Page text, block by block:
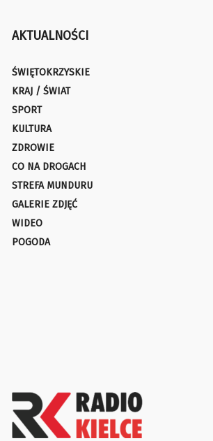
AKTUALNOŚCI
ŚWIĘTOKRZYSKIE
KRAJ / ŚWIAT
SPORT
KULTURA
ZDROWIE
CO NA DROGACH
STREFA MUNDURU
GALERIE ZDJĘĆ
WIDEO
POGODA